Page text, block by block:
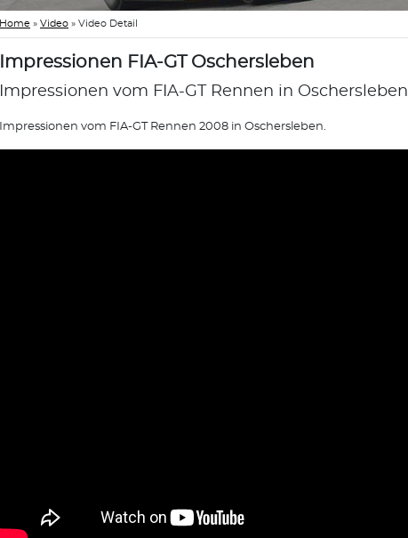
Home » Video » Video Detail
Impressionen FIA-GT Oschersleben
Impressionen vom FIA-GT Rennen in Oschersleben
Impressionen vom FIA-GT Rennen 2008 in Oschersleben.